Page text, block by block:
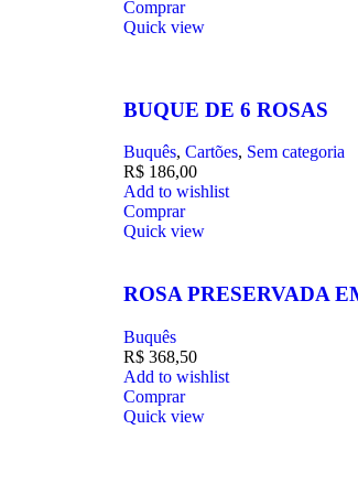
Comprar
Quick view
BUQUE DE 6 ROSAS
Buquês, Cartões, Sem categoria
R$ 186,00
Add to wishlist
Comprar
Quick view
ROSA PRESERVADA
Buquês
R$ 368,50
Add to wishlist
Comprar
Quick view